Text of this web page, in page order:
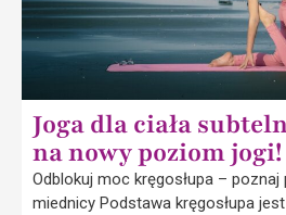
Joga dla ciała
na nowy poziom jogi!
Odblokuj moc kręgosłupa – poznaj
miednicy Podstawa kręgosłupa jest